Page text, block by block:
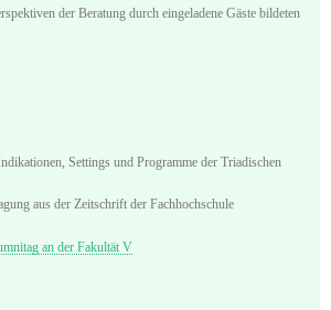
der Beratung durch eingeladene Gäste bildeten
Settings und Programme der Triadischen
aus der Zeitschrift der Fachhochschule
an der Fakultät V